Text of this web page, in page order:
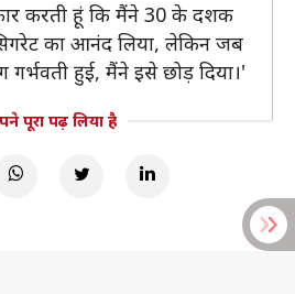
करती हूं कि मैंने 30 के दशक
का आनंद लिया, लेकिन जब
हुई, मैंने इसे छोड़ दिया।'
पूरा पढ़ लिया है